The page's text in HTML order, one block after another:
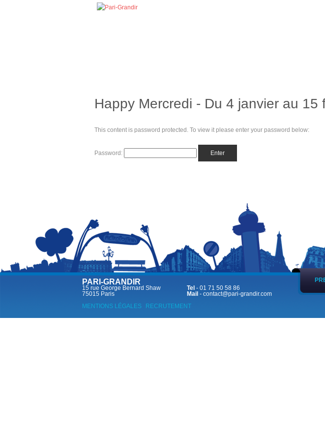
Happy Mercredi - Du 4 janvier au
This content is password protected. To view it please enter your password below:
Password:
PARI-GRANDIR
15 rue George Bernard Shaw
75015 Paris
Tel - 01 71 50 58 86
Mail - contact@pari-grandir.com
MENTIONS LÉGALES
RECRUTEMENT